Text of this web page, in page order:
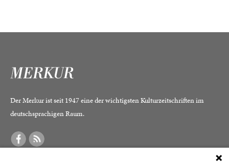
Der Merkur ist seit 1947 eine der wichtigsten Kulturzeitschriften im
deutschsprachigen Raum.